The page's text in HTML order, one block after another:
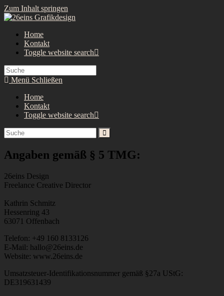
Zum Inhalt springen
Home
Kontakt
Toggle website search
Menü Schließen
Home
Kontakt
Toggle website search
Angaben gemäß § 5 TMG:
26eins Design
Freelance Creative Director
Kathrin Schmitz
Hessenring 43
63071 Offenbach
Telefon: +49 160 8133126
E-Mail: hallo@26eins.de
Website: www.26eins.de
Umsatzsteuer-Identifikationsnummer gemäß §27a UStG:
DE319631439